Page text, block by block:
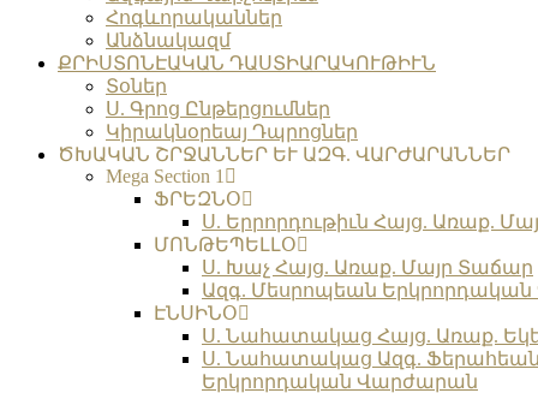
Հոգևորականներ
Անձնակազմ
ՔՐԻՍՏՈՆԷԱԿԱՆ ԴԱՍՏԻԱՐԱԿՈՒԹԻՒՆ
Տօներ
Ս. Գրոց Ընթերցումներ
Կիրակնօրեայ Դպրոցներ
ԾԽԱԿԱՆ ՇՐՋԱՆՆԵՐ ԵՒ ԱԶԳ. ՎԱՐԺԱՐԱՆՆԵՐ
Mega Section 1
ՖՐԵԶՆՕ
Ս. Երրորդութիւն Հայց. Առաք.
ՄՈՆԹԵՊԵԼԼՕ
Ս. Խաչ Հայց. Առաք. Մայր Տաճար
Ազգ. Մեսրոպեան
ԷՆՍԻՆՕ
Ս. Նահատակաց Հայց. Առաք.
Ս. Նահատակաց Ազգ.
Երկրորդական Վարժարան